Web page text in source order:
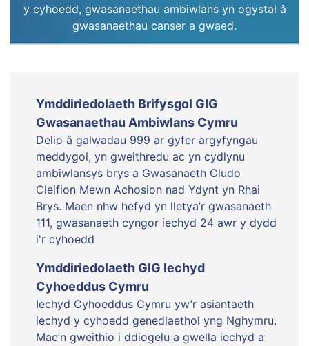
y cyhoedd, gwasanaethau ambiwlans yn ogystal â
gwasanaethau canser a gwaed.
Ymddiriedolaeth Brifysgol GIG
Gwasanaethau Ambiwlans Cymru
Delio â galwadau 999 ar gyfer argyfyngau
meddygol, yn gweithredu ac yn cydlynu
ambiwlansys brys a Gwasanaeth Cludo
Cleifion Mewn Achosion nad Ydynt yn Rhai
Brys. Maen nhw hefyd yn lletya’r gwasanaeth
111, gwasanaeth cyngor iechyd 24 awr y dydd
i'r cyhoedd
Ymddiriedolaeth GIG Iechyd
Cyhoeddus Cymru
Iechyd Cyhoeddus Cymru yw’r asiantaeth
iechyd y cyhoedd genedlaethol yng Nghymru.
Mae’n gweithio i ddiogelu a gwella iechyd a